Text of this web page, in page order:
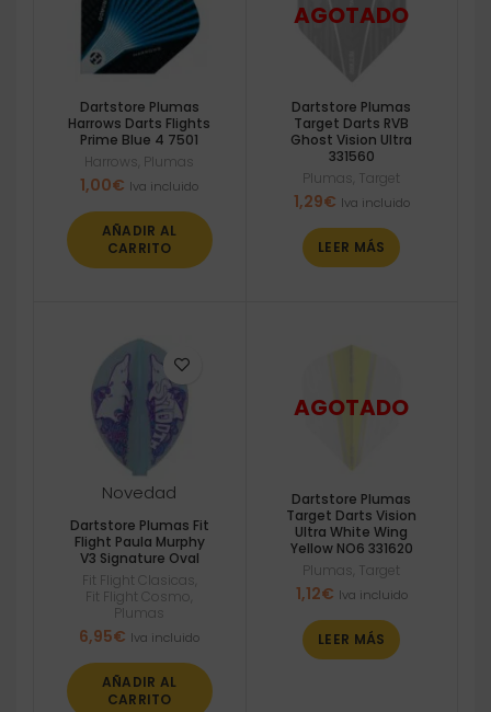
Dartstore Plumas
Harrows Darts Flights
Prime Blue 4 7501
Harrows Plumas
1,00€ Iva incluido
AÑADIR AL
CARRITO
Dartstore Plumas
Target Darts RVB
Ghost Vision Ultra
331560
Plumas Target
1,29€ Iva incluido
LEER MÁS
Novedad
Dartstore Plumas Fit
Flight Paula Murphy
V3 Signature Oval
Fit Flight Clasicas
Fit Flight Cosmo
Plumas
6,95€ Iva incluido
AÑADIR AL
CARRITO
Dartstore Plumas
Target Darts Vision
Ultra White Wing
Yellow NO6 331620
Plumas Target
1,12€ Iva incluido
LEER MÁS